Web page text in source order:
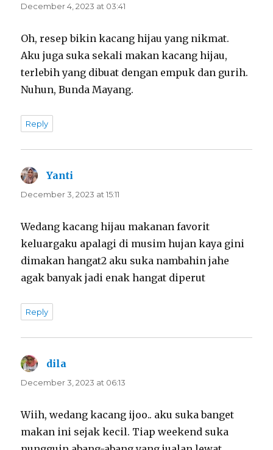
December 4, 2023 at 03:41
Oh, resep bikin kacang hijau yang nikmat.
Aku juga suka sekali makan kacang hijau,
terlebih yang dibuat dengan empuk dan gurih.
Nuhun, Bunda Mayang.
Reply
Yanti
December 3, 2023 at 15:11
Wedang kacang hijau makanan favorit
keluargaku apalagi di musim hujan kaya gini
dimakan hangat2 aku suka nambahin jahe
agak banyak jadi enak hangat diperut
Reply
dila
December 3, 2023 at 06:13
Wiih, wedang kacang ijoo.. aku suka banget
makan ini sejak kecil. Tiap weekend suka